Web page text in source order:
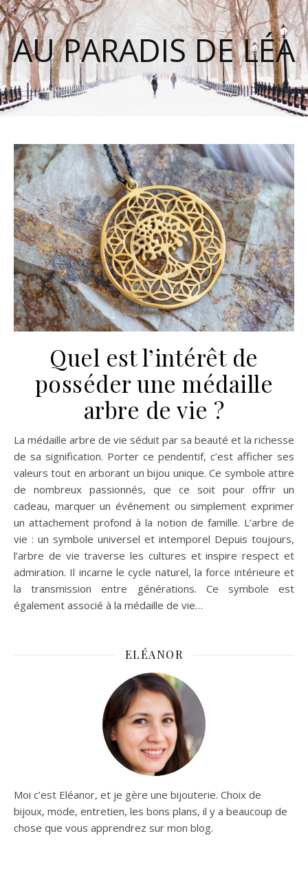
AU PARADIS DE LÉA
Quel est l’intérêt de
posséder une médaille
arbre de vie ?
La médaille arbre de vie séduit par sa beauté et la richesse
de sa signification. Porter ce pendentif, c’est afficher ses
valeurs tout en arborant un bijou unique. Ce symbole attire
de nombreux passionnés, que ce soit pour offrir un
cadeau, marquer un événement ou simplement exprimer
un attachement profond à la notion de famille. L’arbre de
vie : un symbole universel et intemporel Depuis toujours,
l’arbre de vie traverse les cultures et inspire respect et
admiration. Il incarne le cycle naturel, la force intérieure et
la transmission entre générations. Ce symbole est
également associé à la médaille de vie…
ELÉANOR
Moi c’est Eléanor, et je gère une bijouterie. Choix de
bijoux, mode, entretien, les bons plans, il y a beaucoup de
chose que vous apprendrez sur mon blog.